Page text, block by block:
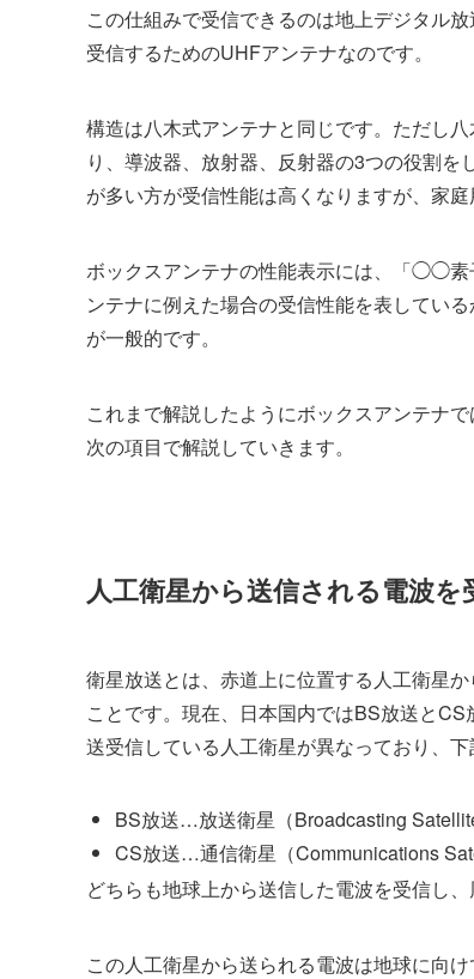
この仕組みで受信できるのは地上デジタル
受信するためのUHFアンテナなのです。
構造は八木式アンテナと同じです。ただし
り、導波器、放射器、反射器の3つの役割
が多い方が受信性能は高くなりますが、家
ボックスアンテナの性能表示には、「◯◯素
ンテナに例えた場合の受信性能を表してい
が一般的です。
これまで解説したようにボックスアンテナ
次の項目で解説していきます。
人工衛星から送信される電波
衛星放送とは、赤道上に位置する人工衛星
ことです。現在、日本国内ではBS放送と
送受信している人工衛星が異なっており、下
BS放送…放送衛星（Broadcasting
CS放送…通信衛星（Communications
どちらも地球上から送信した電波を受信し
この人工衛星から送られる電波は地球に向